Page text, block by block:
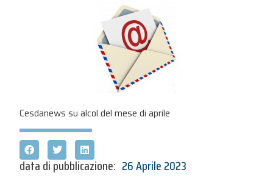
Cesdanews su alcol del mese di aprile
data di pubblicazione: 26 Aprile 2023